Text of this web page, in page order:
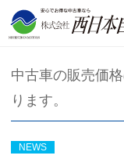
中古車の販売価
ります。
NEWS